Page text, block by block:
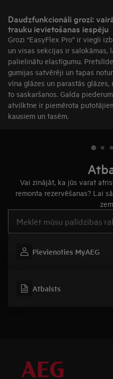
Daudzfunkcionāli grozi:
trauku ievietošanas iespēju
Grozi “EasyFlex Pro” ir viegli
un visas sekcijas ir salokāmas,
palielinātu elastīgumu.
gumijas satvērēji un tapas
vīna glāzes un parastās glāzes,
to saskaršanos. Galda
atvilktne ir piemērota
kausiem un tasēm.
Vai zinājāt, ka jūs varat
remonta rezervēšanas? Lai
Pievienoties MyAEG
Atbalsts